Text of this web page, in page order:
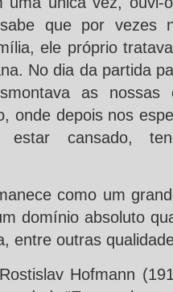
que por vezes
ele próprio
No dia da partida
as nossas
onde depois nos
estar cansado,
como um
domínio absoluto
entre outras
Hofmann